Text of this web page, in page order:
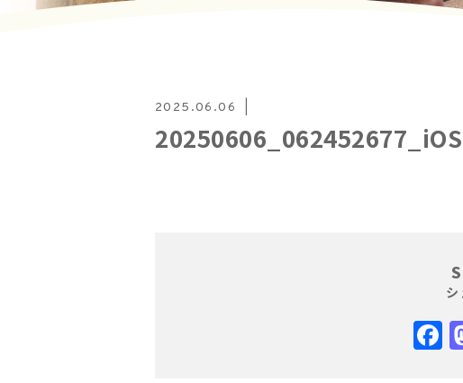
2025.06.06
20250606_062452677_iOS